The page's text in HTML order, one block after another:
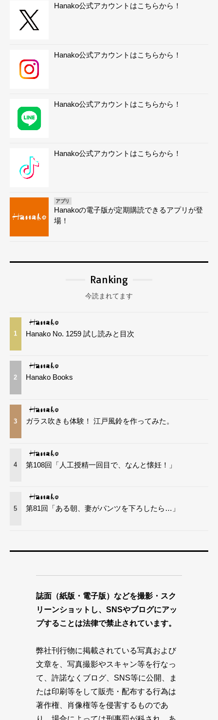
Hanako公式アカウントはこちらから！
Hanako公式アカウントはこちらから！
Hanako公式アカウントはこちらから！
Hanako公式アカウントはこちらから！
アプリ
Hanakoの電子版が定期購読できるアプリが登
場！
Ranking
今読まれてます
1 Hanako No. 1259 試し読みと目次
2 Hanako Books
3 ガラス吹きも体験！ 江戸風鈴を作ってみた。
4 第108回「人工授精一回目で、なんと懐妊！」
5 第81回「ある朝、妻がパンツを下ろしたら…」
誌面（紙版・電子版）などを撮影・スク
リーンショットし、SNSやブログにアッ
プすることは法律で禁止されています。
弊社刊行物に掲載されている写真および
文章を、写真撮影やスキャン等を行なっ
て、許諾なくブログ、SNS等に公開、ま
たは印刷等をして販売・配布する行為は
著作権、肖像権等を侵害するものであ